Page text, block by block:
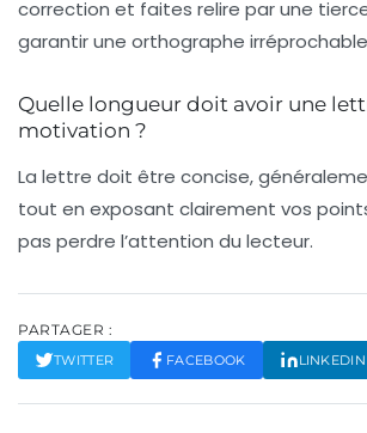
correction et faites relire par une
garantir une orthographe
Quelle longueur doit avoir une
motivation ?
La lettre doit être concise,
tout en exposant clairement vos
pas perdre l’attention du lecteur.
PARTAGER :
TWITTER FACEBOOK LINKEDIN